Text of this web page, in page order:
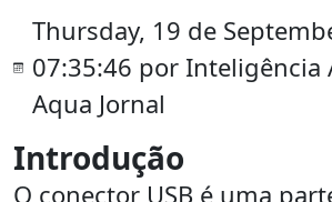
Thursday, 19 de
07:35:46 por Inteligência
Aqua Jornal
Introdução
O conector USB é uma